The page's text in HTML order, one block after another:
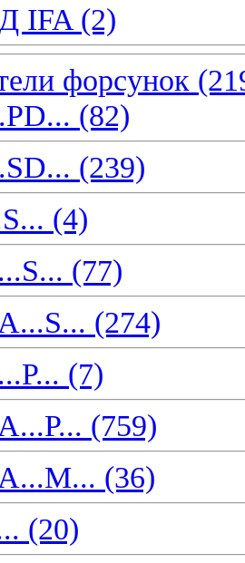
IFA (2)
форсунок
(82)
(239)
(4)
(77)
(274)
(7)
(759)
(36)
(20)